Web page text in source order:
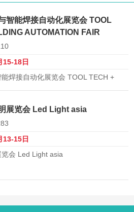
智能焊接自动化展览会 TOOL
AUTOMATION FAIR
15-18日
焊接自动化展览会 TOOL TECH +
展览会 Led Light asia
13-15日
会 Led Light asia